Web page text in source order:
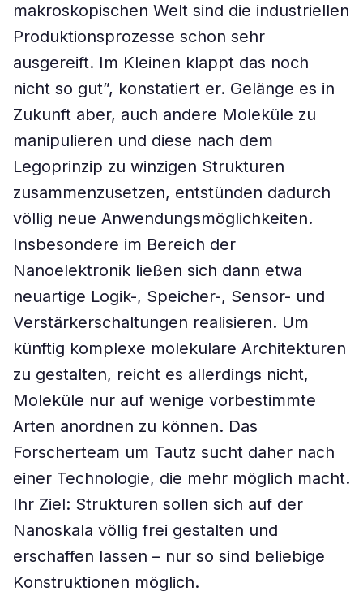
makroskopischen Welt sind die industriellen
Produktionsprozesse schon sehr
ausgereift. Im Kleinen klappt das noch
nicht so gut”, konstatiert er. Gelänge es in
Zukunft aber, auch andere Moleküle zu
manipulieren und diese nach dem
Legoprinzip zu winzigen Strukturen
zusammenzusetzen, entstünden dadurch
völlig neue Anwendungsmöglichkeiten.
Insbesondere im Bereich der
Nanoelektronik ließen sich dann etwa
neuartige Logik-, Speicher-, Sensor- und
Verstärkerschaltungen realisieren. Um
künftig komplexe molekulare Architekturen
zu gestalten, reicht es allerdings nicht,
Moleküle nur auf wenige vorbestimmte
Arten anordnen zu können. Das
Forscherteam um Tautz sucht daher nach
einer Technologie, die mehr möglich macht.
Ihr Ziel: Strukturen sollen sich auf der
Nanoskala völlig frei gestalten und
erschaffen lassen – nur so sind beliebige
Konstruktionen möglich.